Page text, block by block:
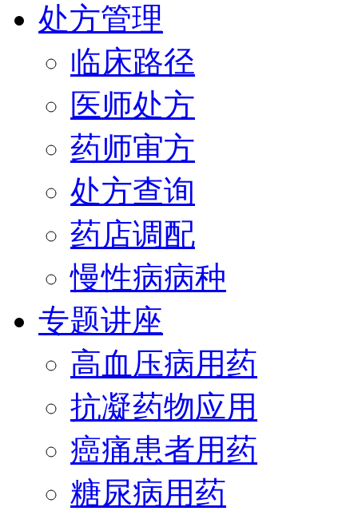
处方管理
临床路径
医师处方
药师审方
处方查询
药店调配
慢性病病种
专题讲座
高血压病用药
抗凝药物应用
癌痛患者用药
糖尿病用药